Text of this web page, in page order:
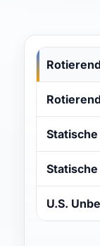
Statische
U.S.